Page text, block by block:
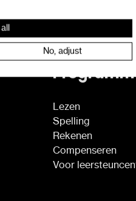
Lezen
Spelling
Rekenen
Compenseren
Voor
No, adjust